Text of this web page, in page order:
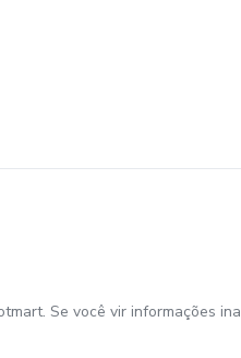
Se você vir informações